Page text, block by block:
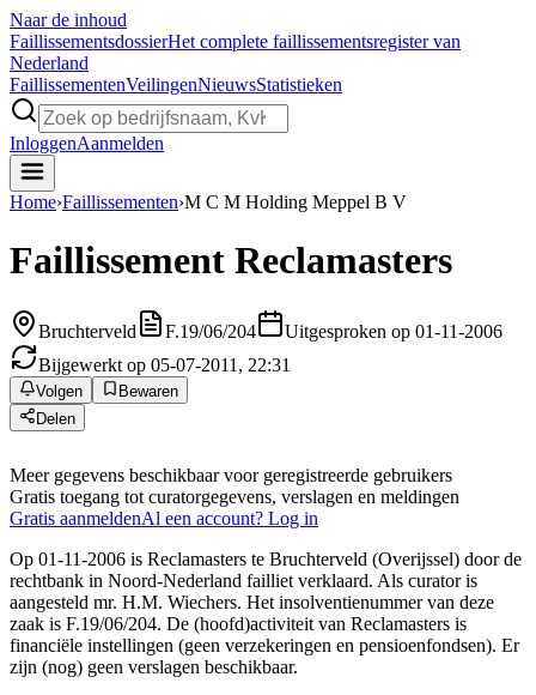
Naar de inhoud
FaillissementsdossierHet complete faillissementsregister van
Nederland
FaillissementenVeilingenNieuwsStatistieken
InloggenAanmelden
Home›Faillissementen›M C M Holding Meppel B V
Faillissement Reclamasters
Bruchterveld F.19/06/204
Uitgesproken op 01-11-2006
Bijgewerkt op 05-07-2011, 22:31
Volgen
Bewaren
Delen
Meer gegevens beschikbaar voor geregistreerde gebruikers
Gratis toegang tot curatorgegevens, verslagen en meldingen
Gratis aanmeldenAl een account? Log in
Op 01-11-2006 is Reclamasters te Bruchterveld (Overijssel) door de
rechtbank in Noord-Nederland failliet verklaard. Als curator is
aangesteld mr. H.M. Wiechers. Het insolventienummer van deze
zaak is F.19/06/204. De (hoofd)activiteit van Reclamasters is
financiële instellingen (geen verzekeringen en pensioenfondsen). Er
zijn (nog) geen verslagen beschikbaar.